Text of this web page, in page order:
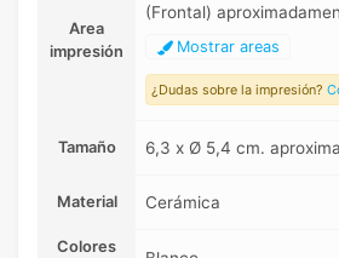
Area
impresión
(Frontal)
Mostrar areas
¿Dudas sobre la impresión?
Tamaño 6,3 x Ø 5,4 cm.
Material Cerámica
Colores